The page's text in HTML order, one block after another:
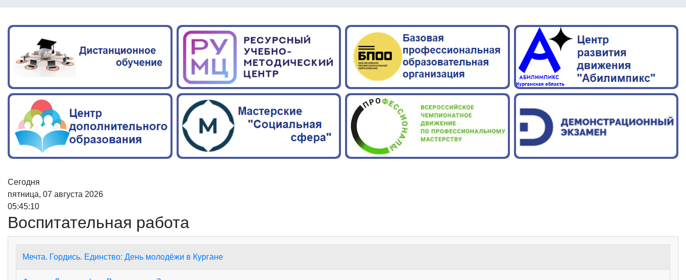
Сегодня
пятница, 07 августа 2026
05:45:10
Воспитательная работа
Мечта. Гордись. Единство: День молодёжи в Кургане